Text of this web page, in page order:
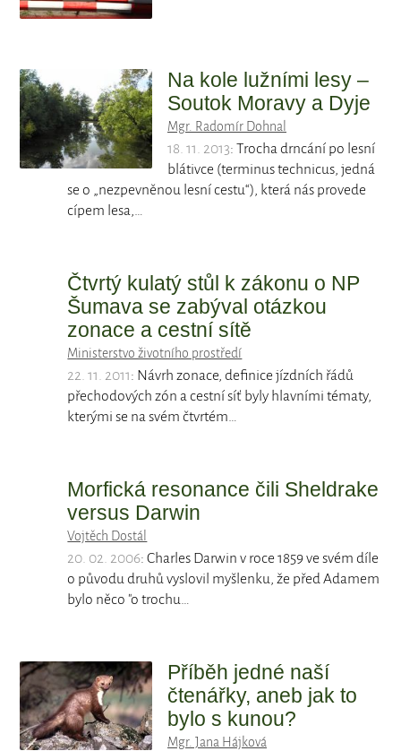
Na kole lužními lesy –
Soutok Moravy a Dyje
Mgr. Radomír Dohnal
18. 11. 2013: Trocha drncání po lesní
blátivce (terminus technicus, jedná
se o „nezpevněnou lesní cestu“), která nás provede
cípem lesa,…
Čtvrtý kulatý stůl k zákonu o NP
Šumava se zabýval otázkou
zonace a cestní sítě
Ministerstvo životního prostředí
22. 11. 2011: Návrh zonace, definice jízdních řádů
přechodových zón a cestní síť byly hlavními tématy,
kterými se na svém čtvrtém…
Morfická resonance čili Sheldrake
versus Darwin
Vojtěch Dostál
20. 02. 2006: Charles Darwin v roce 1859 ve svém díle
o původu druhů vyslovil myšlenku, že před Adamem
bylo něco "o trochu…
Příběh jedné naší
čtenářky, aneb jak to
bylo s kunou?
Mgr. Jana Hájková